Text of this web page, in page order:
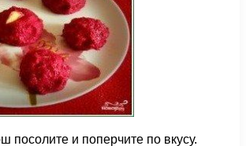
посолите и поперчите по вкусу.